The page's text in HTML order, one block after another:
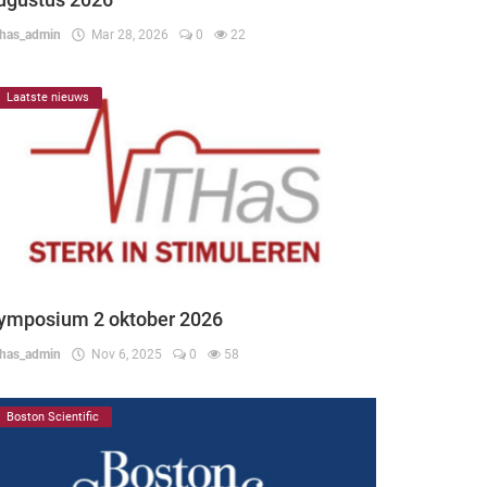
Mar 28, 2026 0 22
Laatste nieuws
2 oktober 2026
Nov 6, 2025 0 58
Boston Scientific